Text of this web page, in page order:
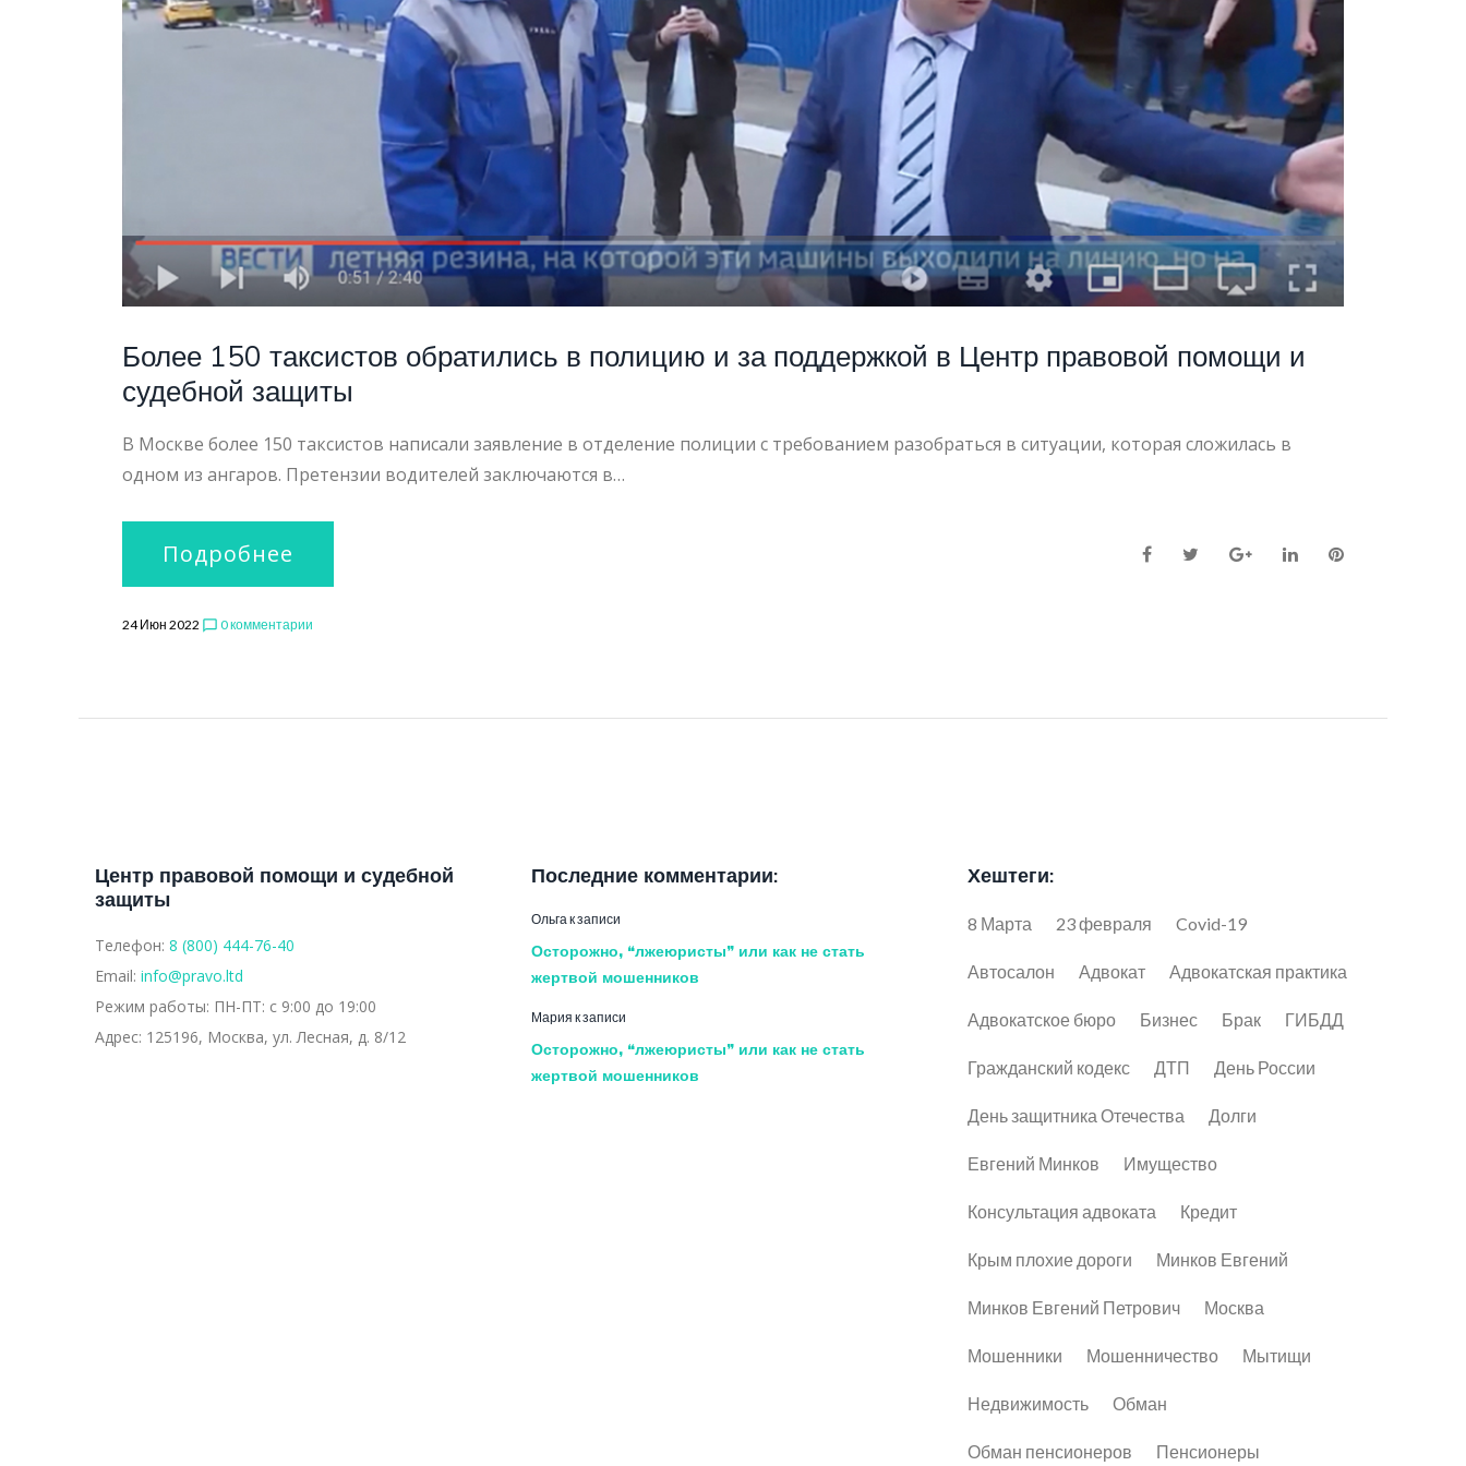
Более 150 таксистов обратились в полицию и за поддержкой в Центр правовой помощи и
судебной защиты
В Москве более 150 таксистов написали заявление в отделение полиции с требованием разобраться в ситуации, которая сложилась в
одном из ангаров. Претензии водителей заключаются в…
Подробнее FacebookTwitter Google+LinkedIn
24 Июн 2022 chat_bubble_outline 0 комментарии
Центр правовой помощи и судебной
защиты
Телефон: 8 (800) 444-76-40
Email: info@pravo.ltd
Режим работы: ПН-ПТ: с 9:00 до 19:00
Адрес: 125196, Москва, ул. Лесная, д. 8/12
Последние комментарии:
Ольга к записи
Осторожно, “лжеюристы” или как не стать
жертвой мошенников
Мария к записи
Осторожно, “лжеюристы” или как не стать
жертвой мошенников
Хештеги:
8 Марта 23 февраля Covid-19
Автосалон Адвокат Адвокатская практика
Адвокатское бюро Бизнес Брак ГИБДД
Гражданский кодекс ДТП День России
День защитника Отечества Долги
Евгений Минков Имущество
Консультация адвоката Кредит
Крым плохие дороги Минков Евгений
Минков Евгений Петрович Москва
Мошенники Мошенничество Мытищи
Недвижимость Обман
Обман пенсионеров Пенсионеры